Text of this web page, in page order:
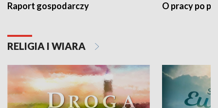
Raport gospodarczy O pracy po
RELIGIA I WIARA